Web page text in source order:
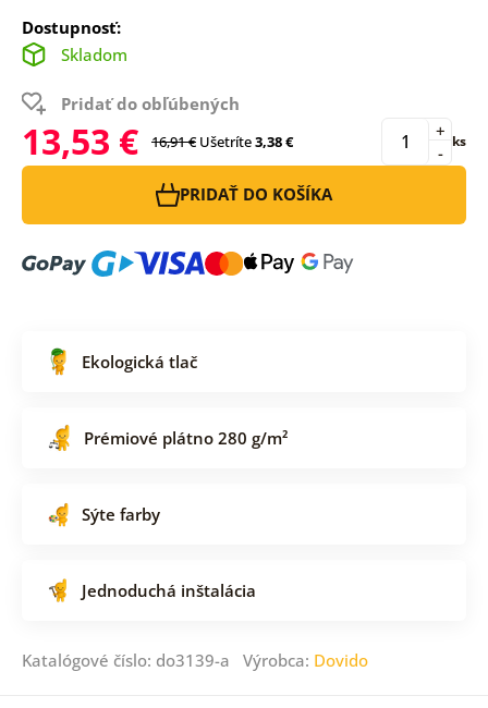
Dostupnosť:
Skladom
Pridať do obľúbených
13,53 € 16,91 € Ušetríte3,38 € -
+ ks
PRIDAŤ DO KOŠÍKA
Ekologická tlač
Prémiové plátno 280 g/m²
Sýte farby
Jednoduchá inštalácia
Katalógové číslo: do3139-a Výrobca: Dovido